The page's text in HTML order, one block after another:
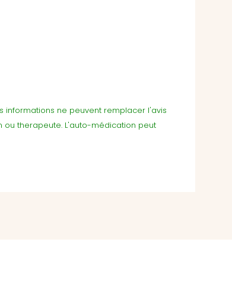
informations ne peuvent remplacer l'avis
therapeute. L'auto-médication peut